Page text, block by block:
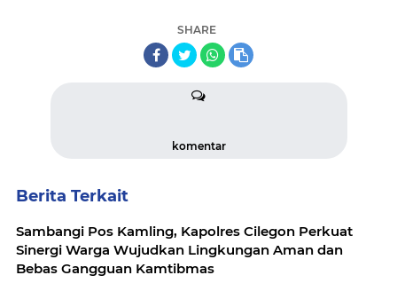
SHARE
komentar
Berita Terkait
Sambangi Pos Kamling, Kapolres Cilegon Perkuat
Sinergi Warga Wujudkan Lingkungan Aman dan
Bebas Gangguan Kamtibmas